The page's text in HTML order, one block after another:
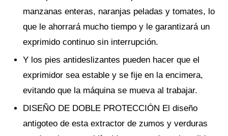
manzanas enteras, naranjas peladas y tomates, lo
que le ahorrará mucho tiempo y le garantizará un
exprimido continuo sin interrupción.
Y los pies antideslizantes pueden hacer que el
exprimidor sea estable y se fije en la encimera,
evitando que la máquina se mueva al trabajar.
DISEÑO DE DOBLE PROTECCIÓN El diseño
antigoteo de esta extractor de zumos y verduras